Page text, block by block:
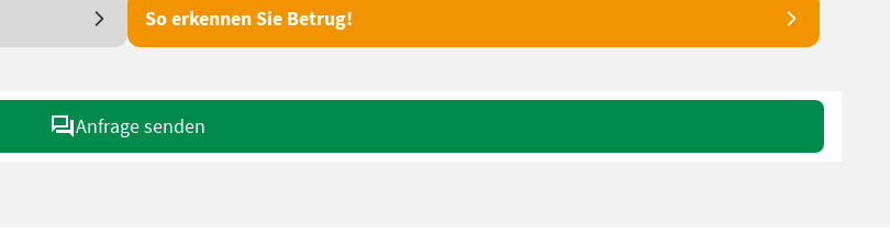
So erkennen Sie Betrug!
Anfrage senden